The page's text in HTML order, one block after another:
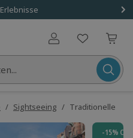
Benutzerkonto
/ Sightseeing / Traditionelle
-15%